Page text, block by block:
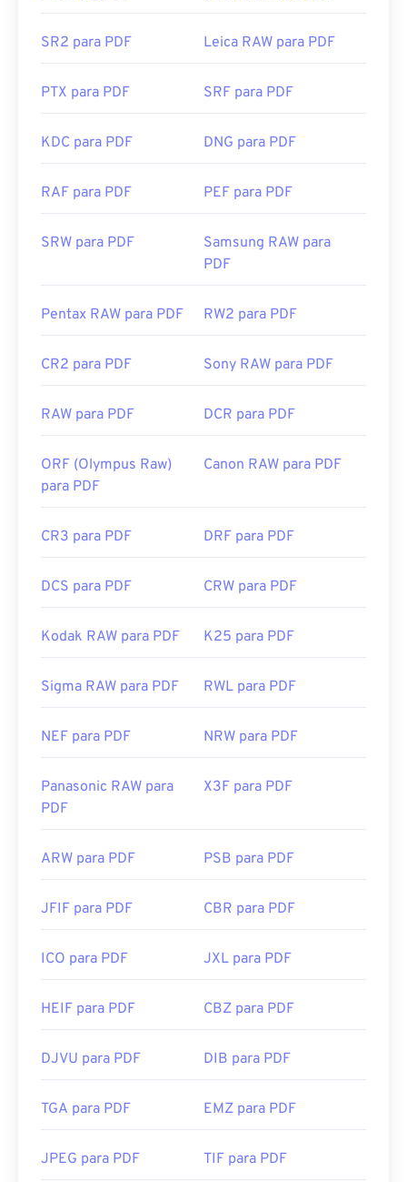
SR2 para PDF Leica RAW para PDF
PTX para PDF SRF para PDF
KDC para PDF DNG para PDF
RAF para PDF PEF para PDF
SRW para PDF
Samsung RAW para
PDF
Pentax RAW para PDF RW2 para PDF
CR2 para PDF Sony RAW para PDF
RAW para PDF DCR para PDF
ORF (Olympus Raw)
para PDF
Canon RAW para PDF
CR3 para PDF DRF para PDF
DCS para PDF CRW para PDF
Kodak RAW para PDF K25 para PDF
Sigma RAW para PDF RWL para PDF
NEF para PDF NRW para PDF
Panasonic RAW para
PDF
X3F para PDF
ARW para PDF PSB para PDF
JFIF para PDF CBR para PDF
ICO para PDF JXL para PDF
HEIF para PDF CBZ para PDF
DJVU para PDF DIB para PDF
TGA para PDF EMZ para PDF
JPEG para PDF TIF para PDF